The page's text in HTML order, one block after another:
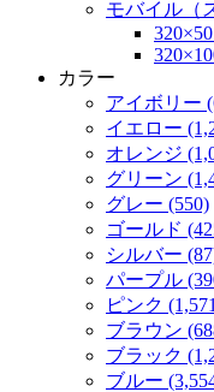
モバイル（
カラー
アイボリー
イエロー
オレンジ
グリーン
グレー (550)
ゴールド
シルバー
パープル
ピンク
ブラウン
ブラック
ブルー